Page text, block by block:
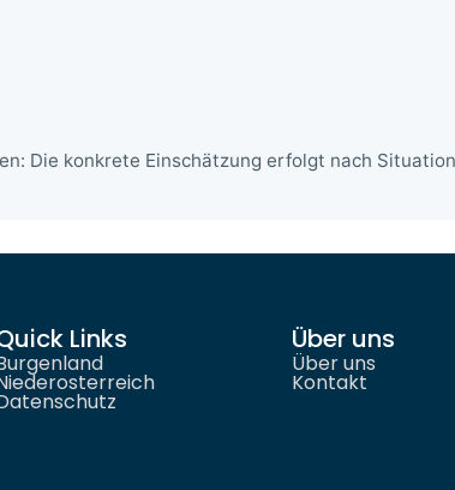
Die konkrete Einschätzung erfolgt nach
Links Über uns
Über uns
Kontakt